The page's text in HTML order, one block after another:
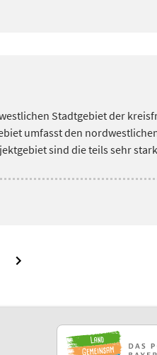
Stadtgebiet der
umfasst den
sind die teils sehr